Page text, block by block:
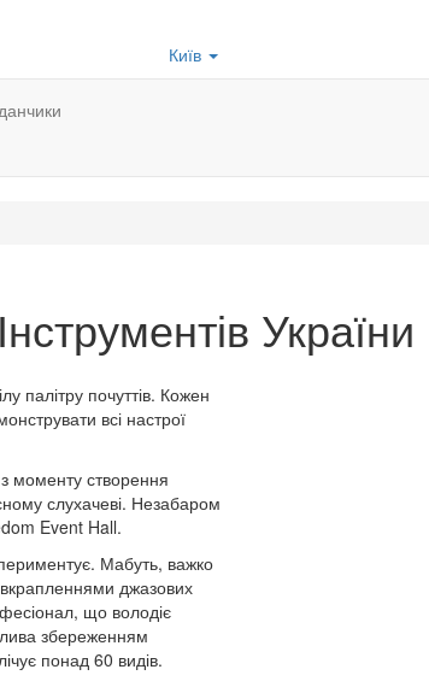
Київ
України
палітру почуттів. Кожен
всі настрої
моменту створення
слухачеві. Незабаром
Event Hall.
Мабуть, важко
джазових
що володіє
збереженням
понад 60 видів.